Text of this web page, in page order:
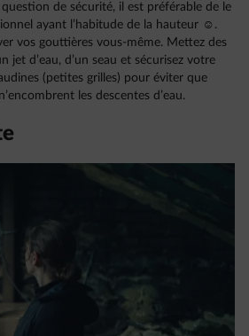
de sécurité, il est préférable de le
ayant l’habitude de la hauteur ☺.
vos gouttières vous-même. Mettez des
jet d’eau, d’un seau et sécurisez votre
(petites grilles) pour éviter que
les descentes d’eau.